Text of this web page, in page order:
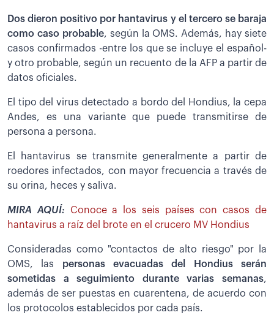
Dos dieron positivo por hantavirus y el tercero se baraja
como caso probable, según la OMS. Además, hay siete
casos confirmados -entre los que se incluye el español-
y otro probable, según un recuento de la AFP a partir de
datos oficiales.
El tipo del virus detectado a bordo del Hondius, la cepa
Andes, es una variante que puede transmitirse de
persona a persona.
El hantavirus se transmite generalmente a partir de
roedores infectados, con mayor frecuencia a través de
su orina, heces y saliva.
MIRA AQUÍ: Conoce a los seis países con casos de
hantavirus a raíz del brote en el crucero MV Hondius
Consideradas como "contactos de alto riesgo" por la
OMS, las personas evacuadas del Hondius serán
sometidas a seguimiento durante varias semanas,
además de ser puestas en cuarentena, de acuerdo con
los protocolos establecidos por cada país.